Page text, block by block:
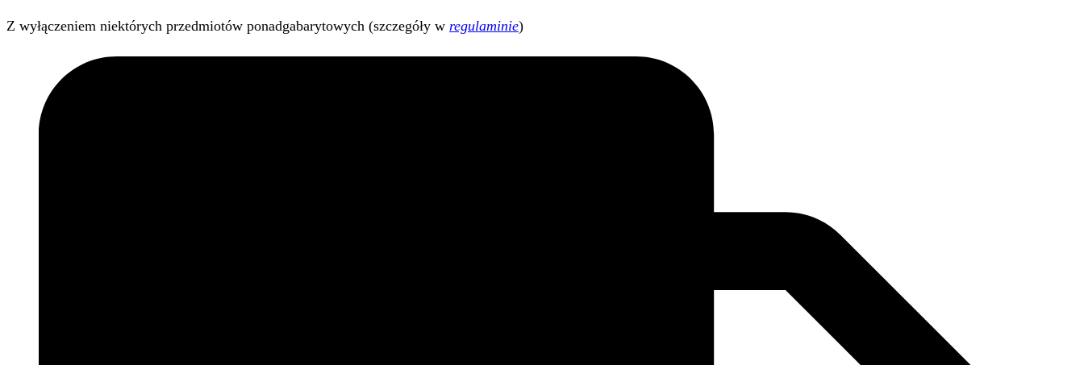
Z wyłączeniem niektórych przedmiotów ponadgabarytowych (szczegóły w regulaminie)